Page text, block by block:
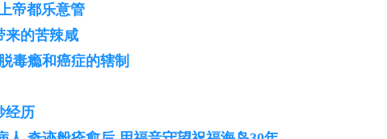
帝都乐意管
来的苦辣咸
毒瘾和癌症的辖制
经历